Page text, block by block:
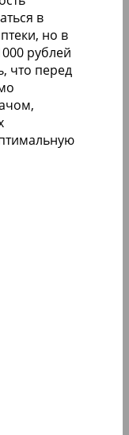
в
но в
рублей
что перед